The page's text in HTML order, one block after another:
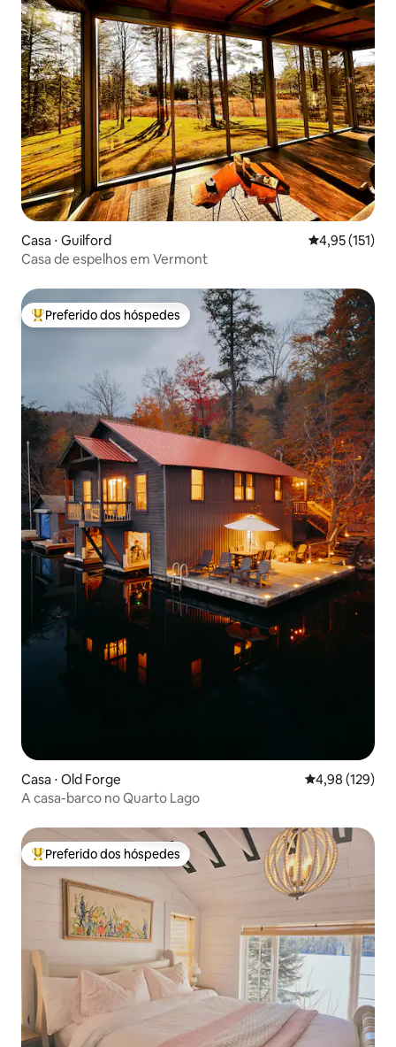
Casa ⋅ Guilford 4,95 de uma
4,95 (151)
Casa de espelhos em Vermont
Entre os melhores preferidos dos hóspedes
Preferido dos hóspedes
Casa ⋅ Old Forge 4,98 de uma
4,98 (129)
A casa-barco no Quarto Lago
Entre os melhores preferidos dos hóspedes
Preferido dos hóspedes